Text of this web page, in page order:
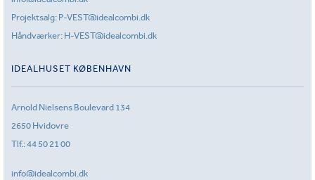
Projektsalg: P-VEST@idealcombi.dk
Håndværker: H-VEST@idealcombi.dk
IDEALHUSET KØBENHAVN
Arnold Nielsens Boulevard 134
2650 Hvidovre
Tlf.:44 50 21 00
info@idealcombi.dk